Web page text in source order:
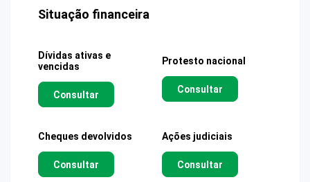
Situação financeira
Dívidas ativas e
vencidas
Consultar
Protesto nacional
Consultar
Cheques devolvidos
Consultar
Ações judiciais
Consultar